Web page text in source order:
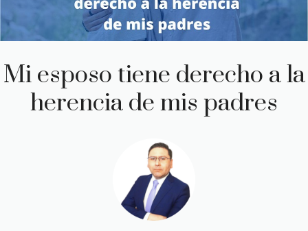
Mi esposo tiene derecho a la
herencia de mis padres